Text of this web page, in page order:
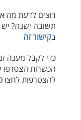
רוצים לדעת מה
תשובה ישנה? יש
בקישור זה
כדי לקבל מענה
הכשרות הצטרפו
להצטרפות לחצו